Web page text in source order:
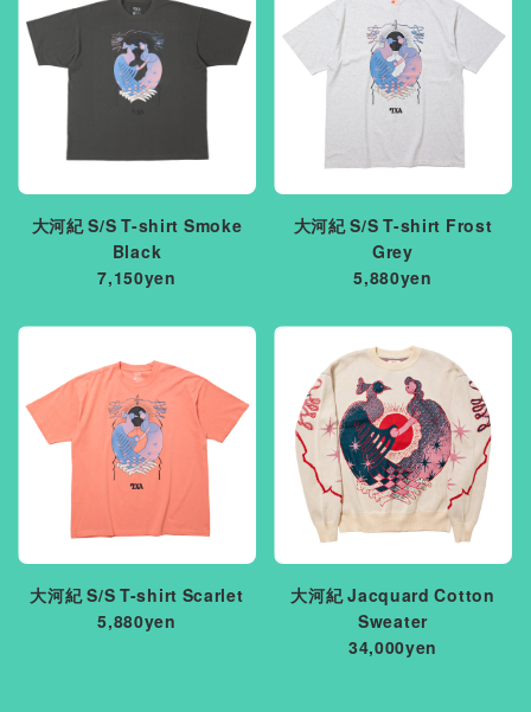
大河紀 S/S T-shirt Smoke
Black
7,150yen
大河紀 S/S T-shirt Frost
Grey
5,880yen
大河紀 S/S T-shirt Scarlet
5,880yen
大河紀 Jacquard Cotton
Sweater
34,000yen